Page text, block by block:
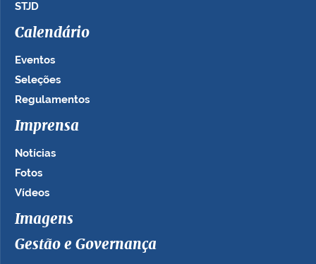
STJD
Calendário
Eventos
Seleções
Regulamentos
Imprensa
Notícias
Fotos
Vídeos
Imagens
Gestão e Governança